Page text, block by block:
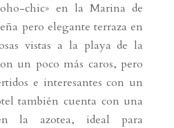
chic» en la Marina de
pero elegante terraza en
vistas a la playa de la
un poco más caros, pero
e interesantes con un
también cuenta con una
la azotea, ideal para